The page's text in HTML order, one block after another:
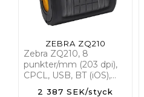
ZEBRA ZQ210
Zebra ZQ210, 8
punkter/mm (203 dpi),
CPCL, USB, BT (iOS),…
2 387 SEK/styck